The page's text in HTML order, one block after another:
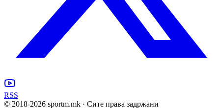
RSS
© 2018-2026 sportm.mk · Сите права задржани